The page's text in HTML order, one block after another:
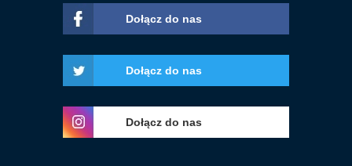
Dołącz do nas
Dołącz do nas
Dołącz do nas